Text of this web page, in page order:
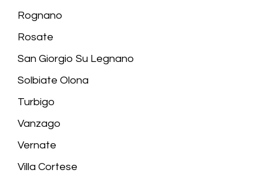
Rognano
Rosate
San Giorgio Su Legnano
Solbiate Olona
Turbigo
Vanzago
Vernate
Villa Cortese